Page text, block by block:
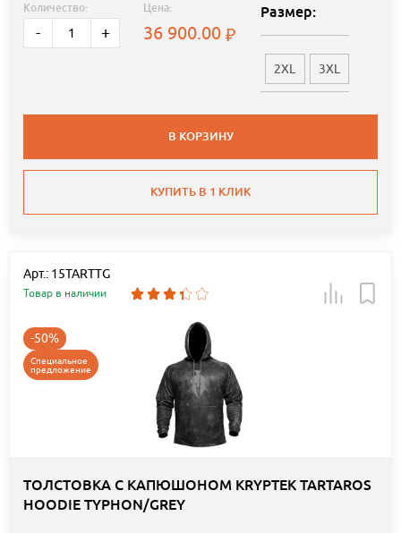
Количество:
- +
Цена:
36 900.00
Размер:
2XL 3XL
В КОРЗИНУ
КУПИТЬ В 1 КЛИК
Арт.: 15TARTTG
Товар в наличии
-50%
Специальное
предложение
ТОЛСТОВКА С КАПЮШОНОМ KRYPTEK TARTAROS
HOODIE TYPHON/GREY